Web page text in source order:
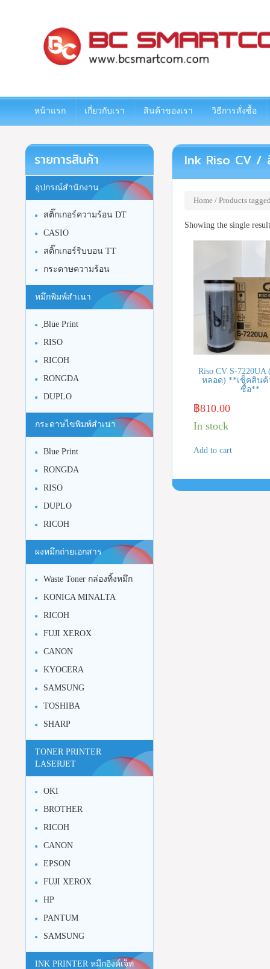
หน้าแรก เกี่ยวกับเรา สินค้าของเรา วิธีการสั่งซื้อ
Ink Riso CV /
Home/ Products
Showing the single result
Riso CV S-
หลอด) **เช็คสินค้
ซื้อ**
฿810.00
In stock
Add to cart
รายการสินค้า
อุปกรณ์สำนักงาน
สติ๊กเกอร์ความร้อน DT
CASIO
สติ๊กเกอร์ริบบอน TT
กระดาษความร้อน
หมึกพิมพ์สำเนา
ฺBlue Print
RISO
RICOH
RONGDA
DUPLO
กระดาษไขพิมพ์สำเนา
Blue Print
RONGDA
RISO
DUPLO
RICOH
ผงหมึกถ่ายเอกสาร
Waste Toner กล่องทิ้งหมึก
KONICA MINALTA
RICOH
FUJI XEROX
CANON
KYOCERA
SAMSUNG
TOSHIBA
SHARP
TONER PRINTER
LASERJET
OKI
BROTHER
RICOH
CANON
EPSON
FUJI XEROX
HP
PANTUM
SAMSUNG
INK PRINTER หมึกอิงค์เจ็ท